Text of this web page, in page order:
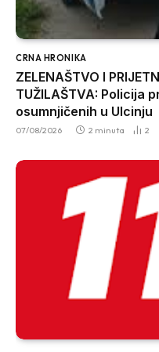
CRNA HRONIKA
ZELENAŠTVO I
TUŽILAŠTVA: Policija
osumnjičenih u Ulcinju
07/08/2026 2 minuta 2